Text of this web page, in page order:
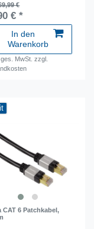
€
€ *
In den
Warenkorb
MwSt. zzgl.
CAT 6 Patchkabel,